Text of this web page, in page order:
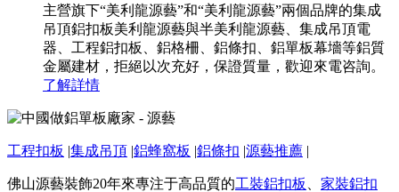
主營旗下“美利龍源藝”和“美利龍源藝”兩個品牌的集成
吊頂鋁扣板美利龍源藝與半美利龍源藝、集成吊頂電
器、工程鋁扣板、鋁格柵、鋁條扣、鋁單板幕墻等鋁質
金屬建材，拒絕以次充好，保證質量，歡迎來電咨詢。
了解詳情
工程扣板 |集成吊頂 |鋁蜂窩板 |鋁條扣 |源藝推薦 |
佛山源藝裝飾20年來專注于高品質的工裝鋁扣板
家裝鋁扣